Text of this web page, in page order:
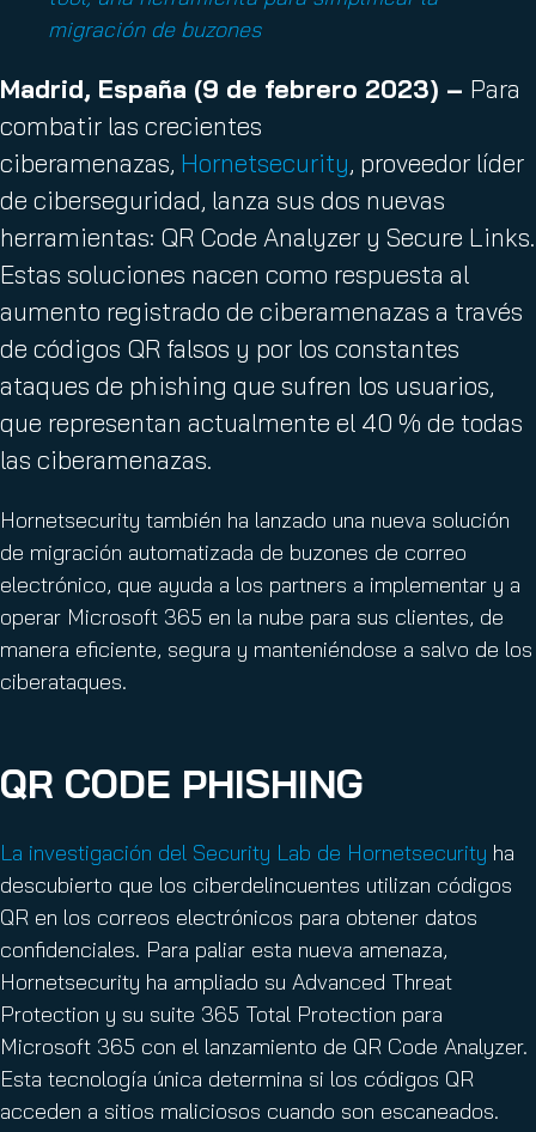
migración de buzones
Madrid, España (9 de febrero 2023) – Para
combatir las crecientes
ciberamenazas, Hornetsecurity, proveedor líder
de ciberseguridad, lanza sus dos nuevas
herramientas: QR Code Analyzer y Secure Links.
Estas soluciones nacen como respuesta al
aumento registrado de ciberamenazas a través
de códigos QR falsos y por los constantes
ataques de phishing que sufren los usuarios,
que representan actualmente el 40 % de todas
las ciberamenazas.
Hornetsecurity también ha lanzado una nueva solución
de migración automatizada de buzones de correo
electrónico, que ayuda a los partners a implementar y a
operar Microsoft 365 en la nube para sus clientes, de
manera eficiente, segura y manteniéndose a salvo de los
ciberataques.
QR CODE PHISHING
La investigación del Security Lab de Hornetsecurity ha
descubierto que los ciberdelincuentes utilizan códigos
QR en los correos electrónicos para obtener datos
confidenciales. Para paliar esta nueva amenaza,
Hornetsecurity ha ampliado su Advanced Threat
Protection y su suite 365 Total Protection para
Microsoft 365 con el lanzamiento de QR Code Analyzer.
Esta tecnología única determina si los códigos QR
acceden a sitios maliciosos cuando son escaneados.